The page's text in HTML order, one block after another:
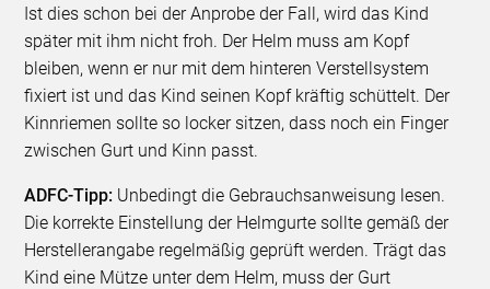
Ist dies schon bei der Anprobe der Fall, wird das Kind
später mit ihm nicht froh. Der Helm muss am Kopf
bleiben, wenn er nur mit dem hinteren Verstellsystem
fixiert ist und das Kind seinen Kopf kräftig schüttelt. Der
Kinnriemen sollte so locker sitzen, dass noch ein Finger
zwischen Gurt und Kinn passt.
ADFC-Tipp: Unbedingt die Gebrauchsanweisung lesen.
Die korrekte Einstellung der Helmgurte sollte gemäß der
Herstellerangabe regelmäßig geprüft werden. Trägt das
Kind eine Mütze unter dem Helm, muss der Gurt